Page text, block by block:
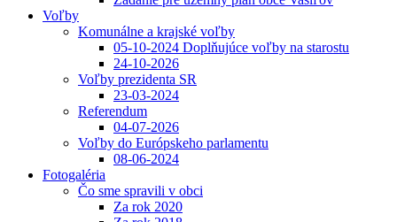
Voľby
Komunálne a krajské voľby
05-10-2024 Doplňujúce voľby na starostu
24-10-2026
Voľby prezidenta SR
23-03-2024
Referendum
04-07-2026
Voľby do Európskeho parlamentu
08-06-2024
Fotogaléria
Čo sme spravili v obci
Za rok 2020